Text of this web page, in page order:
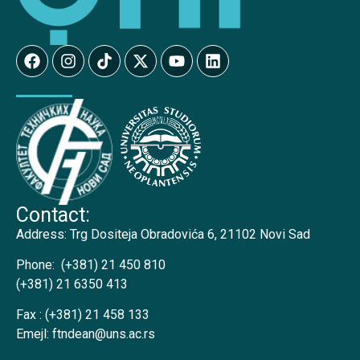
Contact:
Address: Trg Dositeja Obradovića 6, 21102 Novi Sad
Phone: (+381) 21 450 810
(+381) 21 6350 413
Fax : (+381) 21 458 133
Emejl: ftndean@uns.ac.rs